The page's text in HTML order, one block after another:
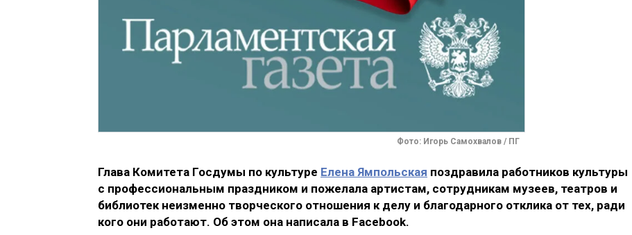
Фото: Игорь Самохвалов / ПГ
Глава Комитета Госдумы по культуре Елена Ямпольская поздравила работников культуры
с профессиональным праздником и пожелала артистам, сотрудникам музеев, театров и
библиотек неизменно творческого отношения к делу и благодарного отклика от тех, ради
кого они работают. Об этом она написала в Facebook.